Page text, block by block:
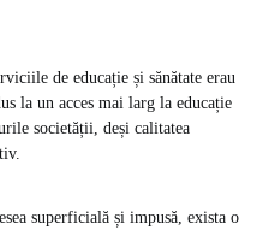
de educație și sănătate erau
la un acces mai larg la educație
societății, deși calitatea
superficială și impusă, exista o